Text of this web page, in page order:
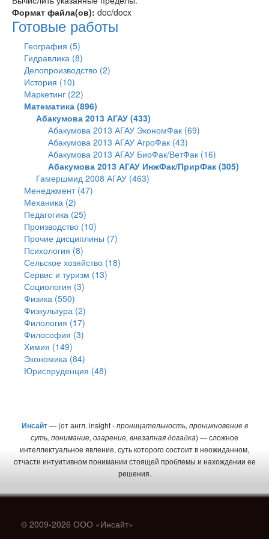
Формат файла(ов): doc/docx
Готовые работы
География (5)
Гидравлика (8)
Делопроизводство (2)
История (10)
Маркетинг (22)
Математика (896)
Абакумова 2013 АГАУ (433)
Абакумова 2013 АГАУ ЭкономФак (69)
Абакумова 2013 АГАУ АгроФак (43)
Абакумова 2013 АГАУ БиоФак/ВетФак (16)
Абакумова 2013 АГАУ ИнжФак/ПрирФак (305)
Гамершмид 2008 АГАУ (463)
Менеджмент (47)
Механика (2)
Педагогика (25)
Производство (10)
Прочие дисциплины (7)
Психология (8)
Сельское хозяйство (18)
Сервис и туризм (13)
Социология (3)
Физика (550)
Физкультура (2)
Филология (17)
Философия (3)
Химия (149)
Экономика (84)
Юриспруденция (48)
Инсайт — (от англ. insight -проницательность, проникновение в
суть, понимание, озарение, внезапная догадка) — сложное
интеллектуальное явление, суть которого состоит в неожиданном,
отчасти интуитивном понимании стоящей проблемы и нахождении ее
решения.
© 2009-2026 ООО «Инсайт»